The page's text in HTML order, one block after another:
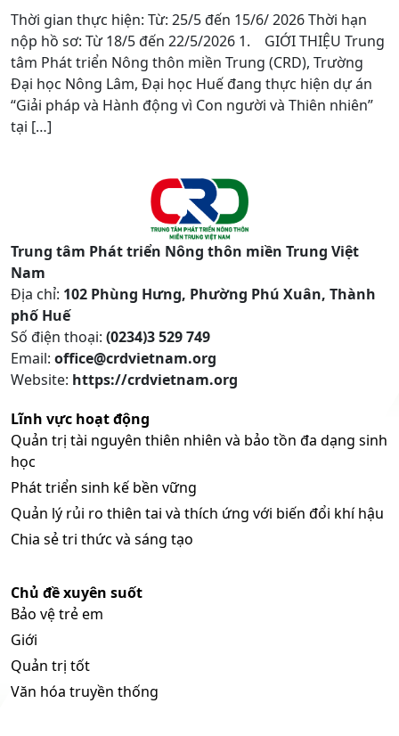
Thời gian thực hiện: Từ: 25/5 đến 15/6/ 2026 Thời hạn
nộp hồ sơ: Từ 18/5 đến 22/5/2026 1. GIỚI THIỆU Trung
tâm Phát triển Nông thôn miền Trung (CRD), Trường
Đại học Nông Lâm, Đại học Huế đang thực hiện dự án
“Giải pháp và Hành động vì Con người và Thiên nhiên”
tại […]
Trung tâm Phát triển Nông thôn miền Trung Việt
Nam
Địa chỉ: 102 Phùng Hưng, Phường Phú Xuân, Thành
phố Huế
Số điện thoại: (0234)3 529 749
Email: office@crdvietnam.org
Website: https://crdvietnam.org
Lĩnh vực hoạt động
Quản trị tài nguyên thiên nhiên và bảo tồn đa dạng sinh
học
Phát triển sinh kế bền vững
Quản lý rủi ro thiên tai và thích ứng với biến đổi khí hậu
Chia sẻ tri thức và sáng tạo
Chủ đề xuyên suốt
Bảo vệ trẻ em
Giới
Quản trị tốt
Văn hóa truyền thống